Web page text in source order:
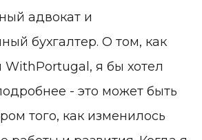
адвокат и
бухгалтер. О том, как
я бы хотел
- это может быть
того, как изменилось